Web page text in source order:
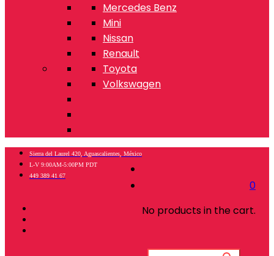
Mercedes Benz
Mini
Nissan
Renault
Toyota
Volkswagen
0
No products in the cart.
Sierra del Laurel 420, Aguascalientes, México
L-V 9:00AM-5:00PM PDT
449 389 41 67